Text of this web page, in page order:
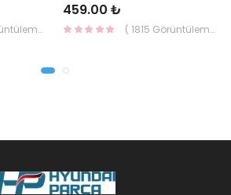
( 454 Görüntüleme )
459.00 ₺
( 1815 Görüntüleme )